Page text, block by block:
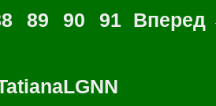
89 90 91 Вперед